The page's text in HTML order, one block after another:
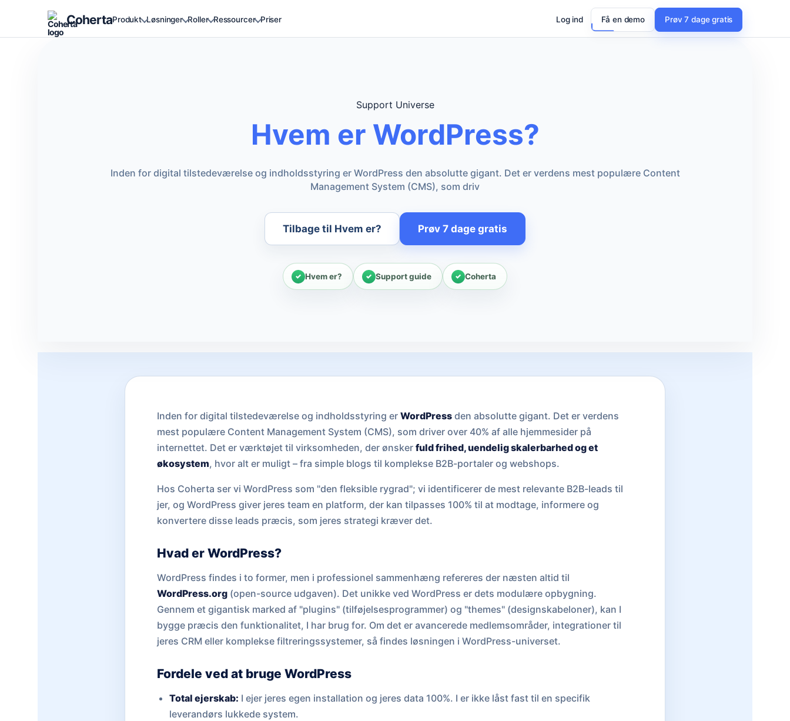
CohertaProdukt Løsninger Roller Ressourcer Priser Log ind Få en demo Prøv 7 dage gratis
Support Universe
Hvem er WordPress?
Inden for digital tilstedeværelse og indholdsstyring er WordPress den absolutte gigant. Det er verdens mest populære Content
Management System (CMS), som driv
Tilbage til Hvem er? Prøv 7 dage gratis
Hvem er? Support guide Coherta
Inden for digital tilstedeværelse og indholdsstyring er WordPressden absolutte gigant. Det er verdens
mest populære Content Management System (CMS), som driver over 40% af alle hjemmesider på
internettet. Det er værktøjet til virksomheden, der ønsker fuld frihed, uendelig skalerbarhed og et
økosystem, hvor alt er muligt – fra simple blogs til komplekse B2B-portaler og webshops.
Hos Coherta ser vi WordPress som "den fleksible rygrad"; vi identificerer de mest relevante B2B-leads til
jer, og WordPress giver jeres team en platform, der kan tilpasses 100% til at modtage, informere og
konvertere disse leads præcis, som jeres strategi kræver det.
Hvad er WordPress?
WordPress findes i to former, men i professionel sammenhæng refereres der næsten altid til
WordPress.org(open-source udgaven). Det unikke ved WordPress er dets modulære opbygning.
Gennem et gigantisk marked af "plugins" (tilføjelsesprogrammer) og "themes" (designskabeloner), kan I
bygge præcis den funktionalitet, I har brug for. Om det er avancerede medlemsområder, integrationer til
jeres CRM eller komplekse filtreringssystemer, så findes løsningen i WordPress-universet.
Fordele ved at bruge WordPress
Total ejerskab: I ejer jeres egen installation og jeres data 100%. I er ikke låst fast til en specifik
leverandørs lukkede system.